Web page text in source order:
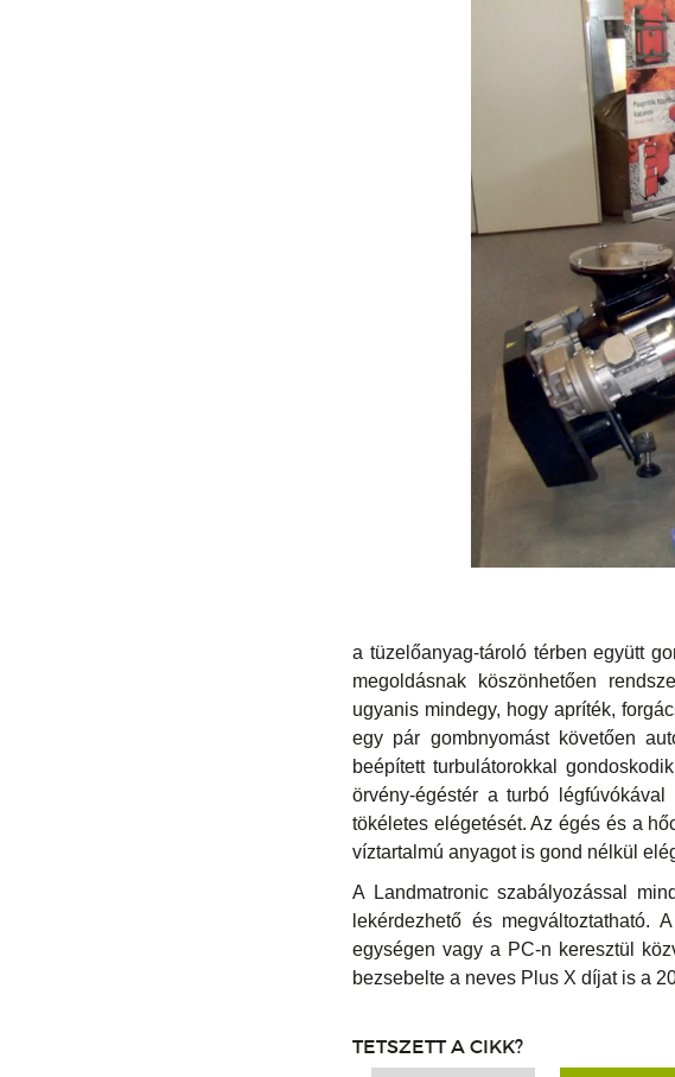
a tüzelőanyag-tároló térben együtt
megoldásnak köszönhetően
ugyanis mindegy, hogy apríték,
egy pár gombnyomást követően
beépített turbulátorokkal
örvény-égéstér a turbó
tökéletes elégetését. Az égés és a
víztartalmú anyagot is gond nélkül
A Landmatronic szabályozással
lekérdezhető és
egységen vagy a PC-n keresztül
bezsebelte a neves Plus X díjat is a
TETSZETT A CIKK?